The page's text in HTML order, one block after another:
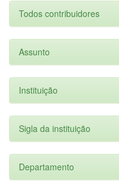
Todos contribuidores
Assunto
Instituição
Sigla da instituição
Departamento